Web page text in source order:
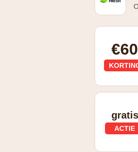
€60
gratis
ACTIE